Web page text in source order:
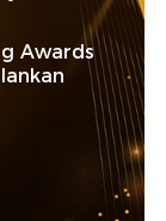
Awards